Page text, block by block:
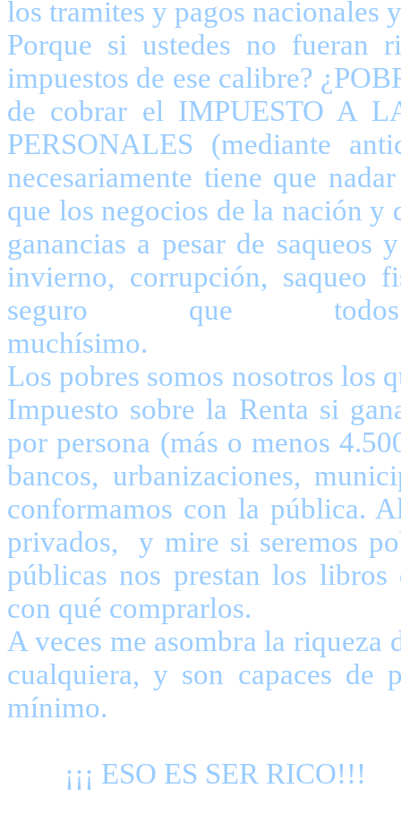
los tramites y pagos nacionales
Porque si ustedes no fueran
impuestos de ese calibre?
de cobrar el IMPUESTO A
PERSONALES (mediante
necesariamente tiene que
que los negocios de la nación y
ganancias a pesar de saqueos
invierno, corrupción, saqueo
seguro que
Los pobres somos nosotros los
Impuesto sobre la Renta si
por persona (más o menos
bancos, urbanizaciones,
conformamos con la pública.
privados, y mire si seremos
públicas nos prestan los
con qué comprarlos.
A veces me asombra la riqueza
cualquiera, y son capaces de
¡¡¡ ESO ES